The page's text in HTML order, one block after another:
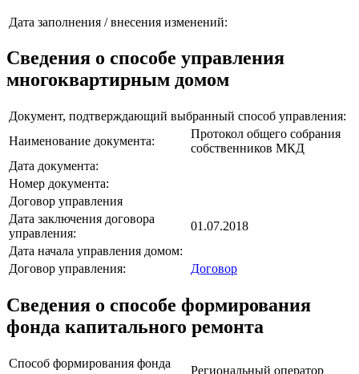
Дата заполнения / внесения изменений:
Сведения о способе управления
многоквартирным домом
Документ, подтверждающий выбранный способ управления:
Наименование документа:
Протокол общего собрания
собственников МКД
Дата документа:
Номер документа:
Договор управления
Дата заключения договора
управления:
01.07.2018
Дата начала управления домом:
Договор управления:
Договор
Сведения о способе формирования
фонда капитального ремонта
Способ формирования фонда
Региональный оператор